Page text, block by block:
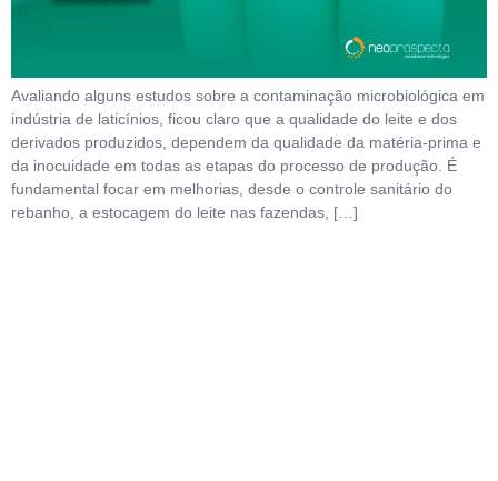
Avaliando alguns estudos sobre a contaminação microbiológica em
indústria de laticínios, ficou claro que a qualidade do leite e dos
derivados produzidos, dependem da qualidade da matéria-prima e
da inocuidade em todas as etapas do processo de produção. É
fundamental focar em melhorias, desde o controle sanitário do
rebanho, a estocagem do leite nas fazendas, […]